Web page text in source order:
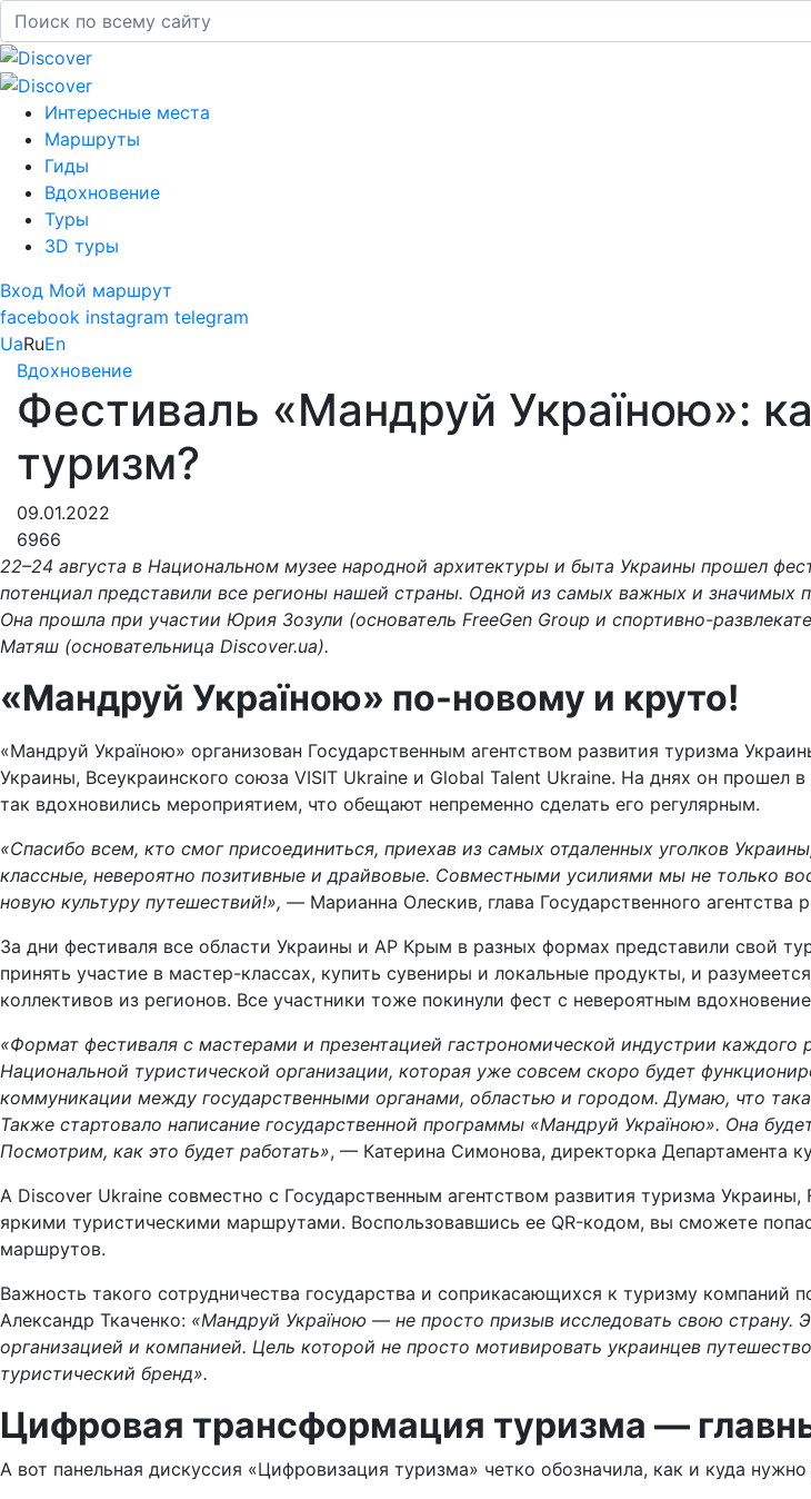
Интересные места
Маршруты
Гиды
Вдохновение
Туры
3D туры
Вход Мой маршрут
facebook instagram telegram
UaRuEn
Вдохновение
Фестиваль «Мандруй Україною»:
туризм?
09.01.2022
6966
22–24 августа в Национальном музее народной архитектуры и быта Украины прошел
потенциал представили все регионы нашей страны. Одной из самых важных и значимых
Она прошла при участии Юрия Зозули (основатель FreeGen Group и спортивно-
Матяш (основательница Discover.ua).
«Мандруй Україною» по-новому и круто!
«Мандруй Україною» организован Государственным агентством развития туризма
Украины, Всеукраинского союза VISIT Ukraine и Global Talent Ukraine. На днях он
так вдохновились мероприятием, что обещают непременно сделать его регулярным.
«Спасибо всем, кто смог присоединиться, приехав из самых отдаленных уголков
классные, невероятно позитивные и драйвовые. Совместными усилиями мы не только
новую культуру путешествий!», — Марианна Олескив, глава Государственного агентства
За дни фестиваля все области Украины и АР Крым в разных формах представили свой
принять участие в мастер-классах, купить сувениры и локальные продукты, и
коллективов из регионов. Все участники тоже покинули фест с невероятным
«Формат фестиваля с мастерами и презентацией гастрономической индустрии
Национальной туристической организации, которая уже совсем скоро будет
коммуникации между государственными органами, областью и городом. Думаю, что
Также стартовало написание государственной программы «Мандруй Україною». Она
Посмотрим, как это будет работать», — Катерина Симонова, директорка Департамента
А Discover Ukraine совместно с Государственным агентством развития туризма
яркими туристическими маршрутами. Воспользовавшись ее QR-кодом, вы сможете
маршрутов.
Важность такого сотрудничества государства и соприкасающихся к туризму
Александр Ткаченко: «Мандруй Україною — не просто призыв исследовать свою страну.
организацией и компанией. Цель которой не просто мотивировать украинцев
туристический бренд».
Цифровая трансформация туризма —
А вот панельная дискуссия «Цифровизация туризма» четко обозначила, как и куда